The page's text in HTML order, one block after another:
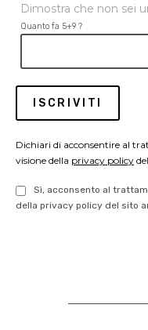
Dimostra che non sei
Quanto fa 5+9 ?
Dichiari di acconsentire al
visione della privacy policy
Sì, acconsento al
della privacy policy del sito